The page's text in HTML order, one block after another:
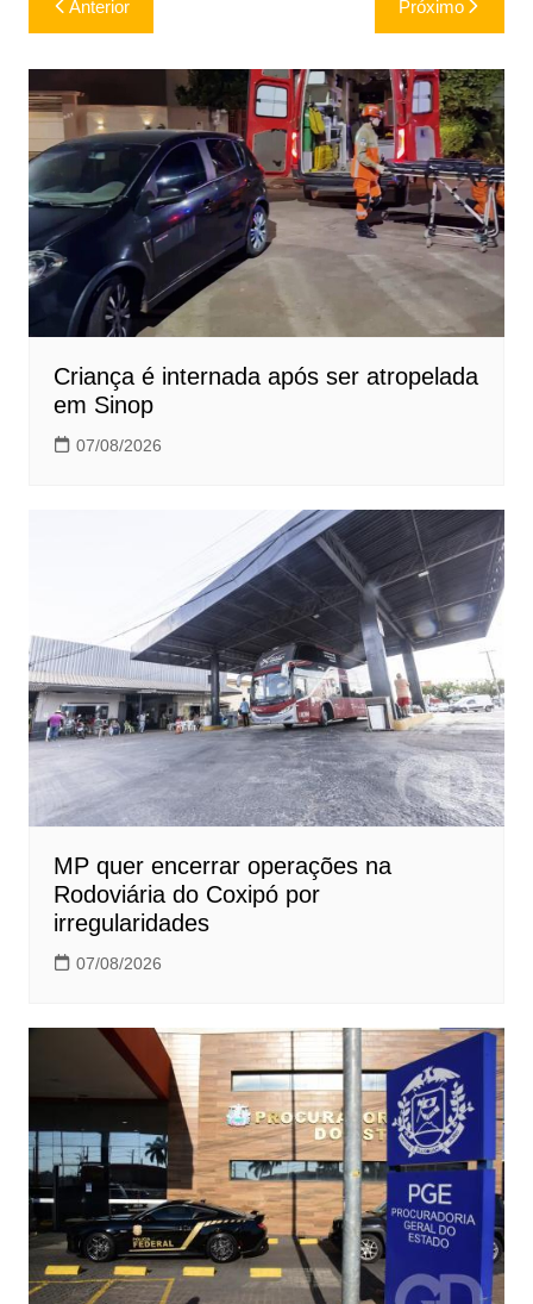
de
Post
Anterior Próximo
Criança é internada após ser atropelada
em Sinop
07/08/2026
MP quer encerrar operações na
Rodoviária do Coxipó por
irregularidades
07/08/2026